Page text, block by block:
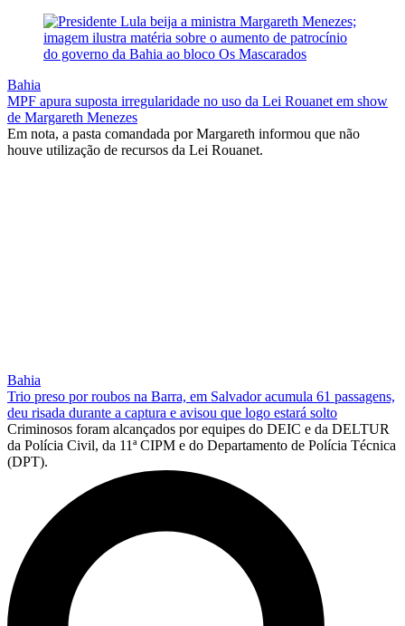
Bahia
MPF apura suposta irregularidade no uso da Lei Rouanet em show
de Margareth Menezes
Em nota, a pasta comandada por Margareth informou que não
houve utilização de recursos da Lei Rouanet.
Bahia
Trio preso por roubos na Barra, em Salvador acumula 61 passagens,
deu risada durante a captura e avisou que logo estará solto
Criminosos foram alcançados por equipes do DEIC e da DELTUR
da Polícia Civil, da 11ª CIPM e do Departamento de Polícia Técnica
(DPT).